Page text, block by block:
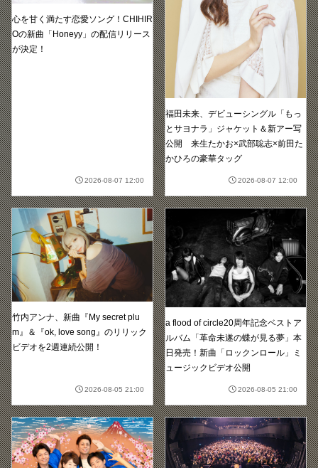
心を甘く満たす恋愛ソング！CHIHIR
Oの新曲「Honeyy」の配信リリース
が決定！
2026-08-07 12:00
福田未来、デビューシングル「もっ
とサヨナラ」ジャケット＆新アー写
公開 来生たかお×武部聡志×前田た
かひろの豪華タッグ
2026-08-07 12:00
竹内アンナ、新曲『My secret plu
m』＆『ok, love song』のリリック
ビデオを2週連続公開！
2026-08-05 21:00
a flood of circle20周年記念ベストア
ルバム「革命未遂の蝶が見る夢」本
日発売！新曲「ロックンロール」ミ
ュージックビデオ公開
2026-08-05 21:00